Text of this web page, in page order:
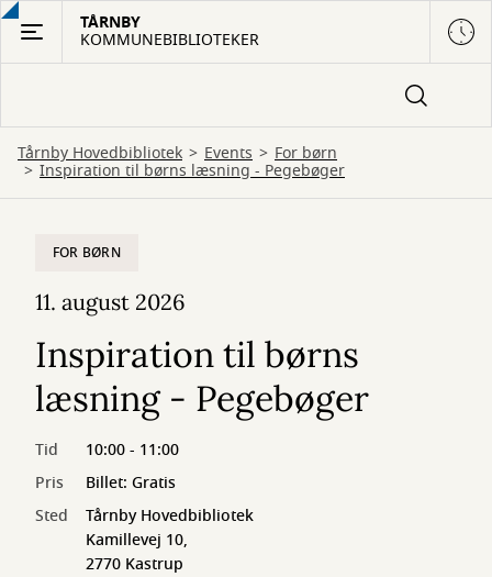
Gå
hovedindhold
TÅRNBY
KOMMUNEBIBLIOTEKER
Tårnby Hovedbibliotek Events For børn
Inspiration til børns læsning - Pegebøger
FOR BØRN
11. august 2026
Inspiration til børns
læsning - Pegebøger
Tid
10:00 - 11:00
Pris
Billet: Gratis
Sted
Tårnby Hovedbibliotek
Kamillevej 10,
2770 Kastrup